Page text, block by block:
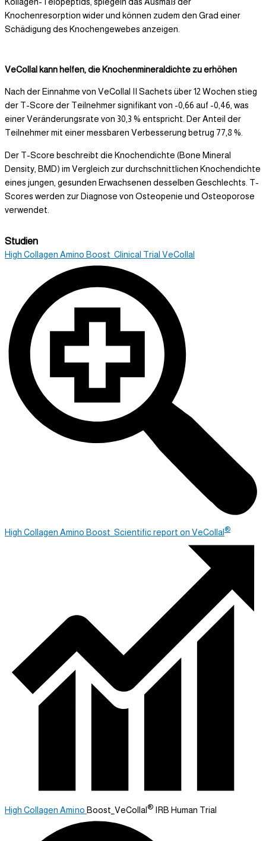
Knochenresorption wider und können zudem den Grad einer
Schädigung des Knochengewebes anzeigen.
VeCollal kann helfen, die Knochenmineraldichte zu erhöhen
Nach der Einnahme von VeCollal II Sachets über 12 Wochen stieg
der T-Score der Teilnehmer signifikant von -0,66 auf -0,46, was
einer Veränderungsrate von 30,3 % entspricht. Der Anteil der
Teilnehmer mit einer messbaren Verbesserung betrug 77,8 %.
Der T-Score beschreibt die Knochendichte (Bone Mineral
Density, BMD) im Vergleich zur durchschnittlichen Knochendichte
eines jungen, gesunden Erwachsenen desselben Geschlechts. T-
Scores werden zur Diagnose von Osteopenie und Osteoporose
verwendet.
Studien
High Collagen Amino Boost_Clinical Trial VeCollal
High Collagen Amino Boost_Scientific report on VeCollal ®
High Collagen Amino Boost_VeCollal ® IRB Human Trial